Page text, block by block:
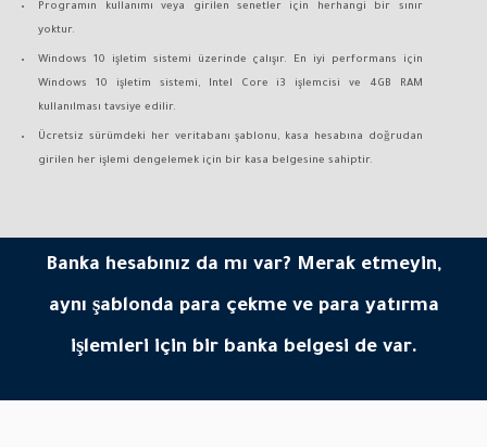
Programın kullanımı veya girilen senetler için herhangi bir sınır
yoktur.
Windows 10 işletim sistemi üzerinde çalışır. En iyi performans için
Windows 10 işletim sistemi, Intel Core i3 işlemcisi ve 4GB RAM
kullanılması tavsiye edilir.
Ücretsiz sürümdeki her veritabanı şablonu, kasa hesabına doğrudan
girilen her işlemi dengelemek için bir kasa belgesine sahiptir.
Banka hesabınız da mı var? Merak etmeyin,
aynı şablonda para çekme ve para yatırma
işlemleri için bir banka belgesi de var.